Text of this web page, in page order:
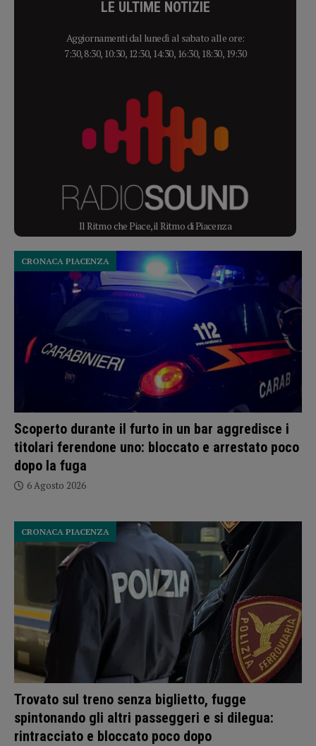
LE ULTIME NOTIZIE
Aggiornamenti dal lunedì al sabato alle ore:
7:30, 8:30, 10:30, 12:30, 14:30, 16:30, 18:30, 19:30
Il Ritmo che Piace, il Ritmo di Piacenza
Scoperto durante il furto in un bar aggredisce i
titolari ferendone uno: bloccato e arrestato poco
dopo la fuga
CRONACA PIACENZA
6 Agosto 2026
Trovato sul treno senza biglietto, fugge
spintonando gli altri passeggeri e si dilegua:
rintracciato e bloccato poco dopo
CRONACA PIACENZA